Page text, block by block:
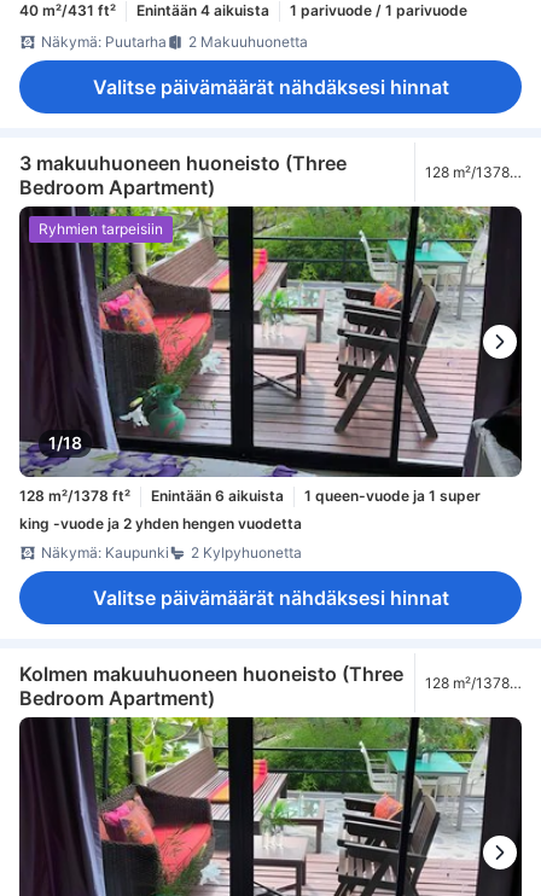
40 m²/431 ft² Enintään 4 aikuista
1 parivuode / 1 parivuode
Näkymä: Puutarha
2 Makuuhuonetta
Valitse päivämäärät nähdäksesi hinnat
3 makuuhuoneen huoneisto (Three
Bedroom Apartment)
128 m²/1378
1/18
Ryhmien tarpeisiin
128 m²/1378 ft² Enintään 6 aikuista
1 queen-vuode ja 1 super
king -vuode ja 2 yhden hengen vuodetta
Näkymä: Kaupunki
2 Kylpyhuonetta
Valitse päivämäärät nähdäksesi hinnat
Kolmen makuuhuoneen huoneisto (Three
Bedroom Apartment)
128 m²/1378